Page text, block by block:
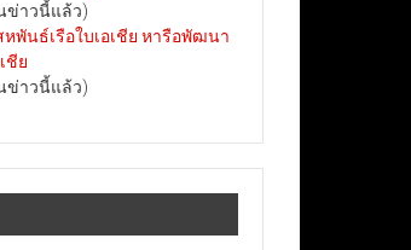
ข่าวนี้แล้ว)
หพันธ์เรือใบเอเชีย หารือพัฒนา
ชีย
ข่าวนี้แล้ว)